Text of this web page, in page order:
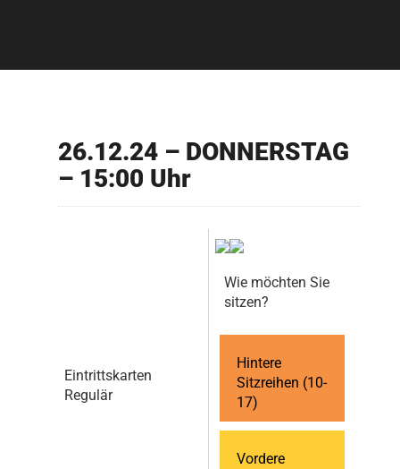
26.12.24 – DONNERSTAG
– 15:00 Uhr
Eintrittskarten
Regulär
Wie möchten Sie
sitzen?
Hintere
Sitzreihen (10-
17)
Vordere